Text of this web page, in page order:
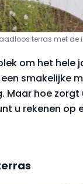
terras met
om het
een smakelijke
Maar hoe
u rekenen